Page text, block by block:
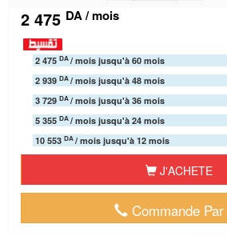
2 475 DA / mois
2 475 DA/ mois jusqu'à 60 mois
2 939 DA/ mois jusqu'à 48 mois
3 729 DA/ mois jusqu'à 36 mois
5 355 DA/ mois jusqu'à 24 mois
10 553 DA/ mois jusqu'à 12 mois
J'ACHETE
Commande Par